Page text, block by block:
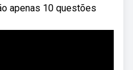
apenas 10 questões